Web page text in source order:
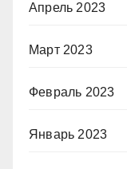
Апрель 2023
Март 2023
Февраль 2023
Январь 2023